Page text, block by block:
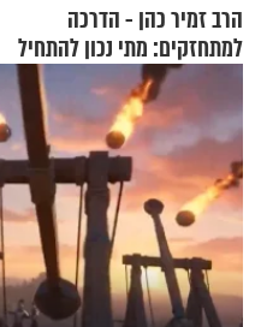
הרב זמיר כהן - הדרכה
למתחזקים: מתי נכון להתחיל
עם לבישת הציצית?